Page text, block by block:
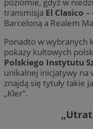
transmisja El Clasico –
Barceloną a Realem
Ponadto w wybranych
pokazy kultowych
Polskiego Instytutu
unikalnej inicjatywy na
znajdą się tytuły takie
„Kler”.